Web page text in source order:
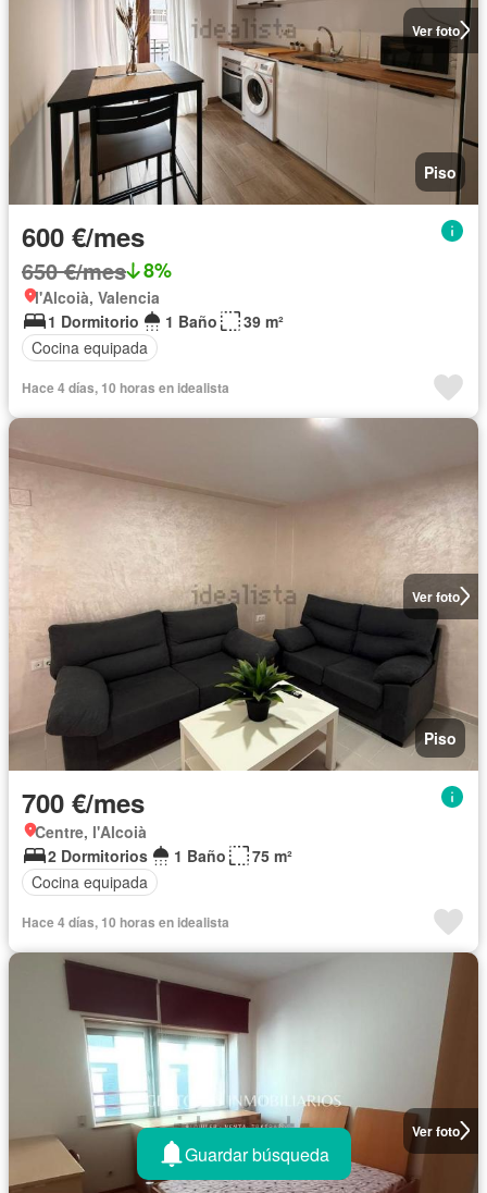
Ver foto
Piso
600 €/mes
650 €/mes 8%
l'Alcoià, Valencia
1 Dormitorio
1 Baño
39 m²
Cocina equipada
Hace 4 días, 10 horas en idealista
Ver foto
Piso
700 €/mes
Centre, l'Alcoià
2 Dormitorios
1 Baño
75 m²
Cocina equipada
Hace 4 días, 10 horas en idealista
Ver foto
Guardar búsqueda